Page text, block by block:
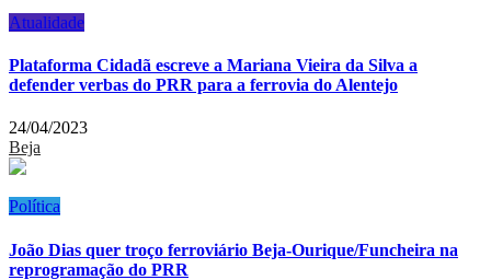
Atualidade
Plataforma Cidadã escreve a Mariana Vieira da Silva a
defender verbas do PRR para a ferrovia do Alentejo
24/04/2023
Beja
Política
João Dias quer troço ferroviário Beja-Ourique/Funcheira na
reprogramação do PRR